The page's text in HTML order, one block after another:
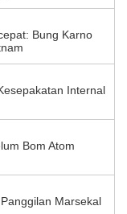
Bung Karno
Internal
Bom Atom
Marsekal